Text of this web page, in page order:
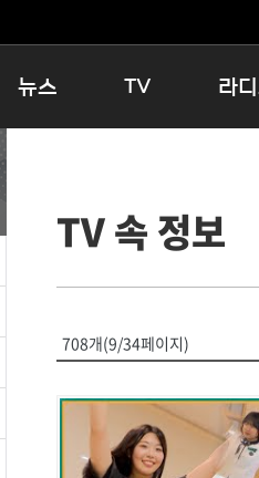
뉴스
보은
옥천
TV
인생내컷
테마기행 길
시청자 FLEX
특집프로그램
종영프로그램
라
16:00 완
우리 고
TV 속 정보
708개(9/34페이지)